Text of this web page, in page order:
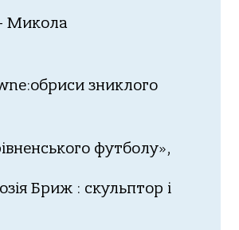
Микола
зниклого
футболу»,
Бриж : скульптор і